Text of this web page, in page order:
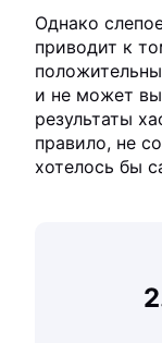
Однако
приводит к
и не может
результаты
правило, не
хотелось бы